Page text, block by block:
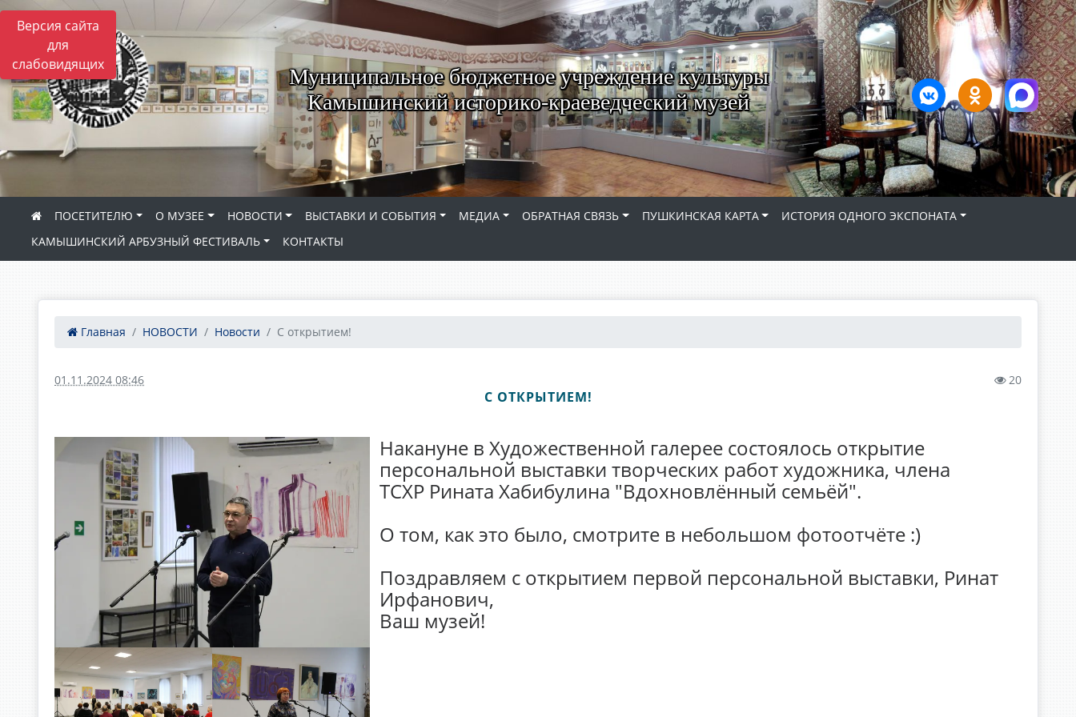
Версия сайта
для
слабовидящих
Муниципальное бюджетное учреждение культуры
Камышинский историко-краеведческий музей
ПОСЕТИТЕЛЮ О МУЗЕЕ НОВОСТИ ВЫСТАВКИ И СОБЫТИЯ МЕДИА ОБРАТНАЯ СВЯЗЬ ПУШКИНСКАЯ КАРТА
ИСТОРИЯ ОДНОГО ЭКСПОНАТА
КАМЫШИНСКИЙ АРБУЗНЫЙ ФЕСТИВАЛЬ
КОНТАКТЫ
Главная НОВОСТИ Новости С открытием!
01.11.2024 08:46 20
С ОТКРЫТИЕМ!
Накануне в Художественной галерее состоялось открытие
персональной выставки творческих работ художника, члена
ТСХР Рината Хабибулина "Вдохновлённый семьёй".
О том, как это было, смотрите в небольшом фотоотчёте :)
Поздравляем с открытием первой персональной выставки, Ринат
Ирфанович,
Ваш музей!